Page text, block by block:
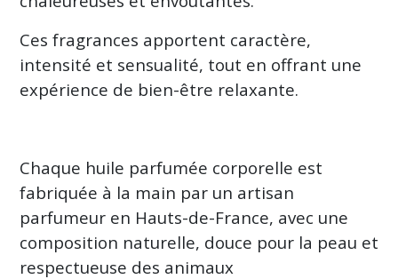
Ces fragrances apportent caractère,
intensité et sensualité, tout en offrant une
expérience de bien-être relaxante.
Chaque huile parfumée corporelle est
fabriquée à la main par un artisan
parfumeur en Hauts-de-France, avec une
composition naturelle, douce pour la peau et
respectueuse des animaux
Afficher
les
résultats